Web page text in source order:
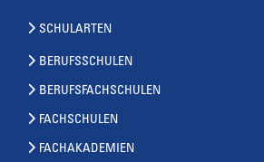
SCHULARTEN
BERUFSSCHULEN
BERUFSFACHSCHULEN
FACHSCHULEN
FACHAKADEMIEN